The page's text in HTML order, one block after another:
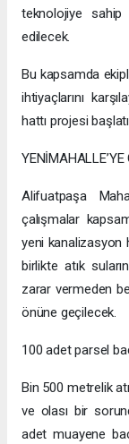
teknolojiye sahip
edilecek.
Bu kapsamda
ihtiyaçlarını
hattı projesi
YENİMAHALLE’YE
Alifuatpaşa
çalışmalar
yeni kanalizasyon
birlikte atık
zarar vermeden
önüne geçilecek.
100 adet parsel
Bin 500 metrelik
ve olası bir
adet muayene